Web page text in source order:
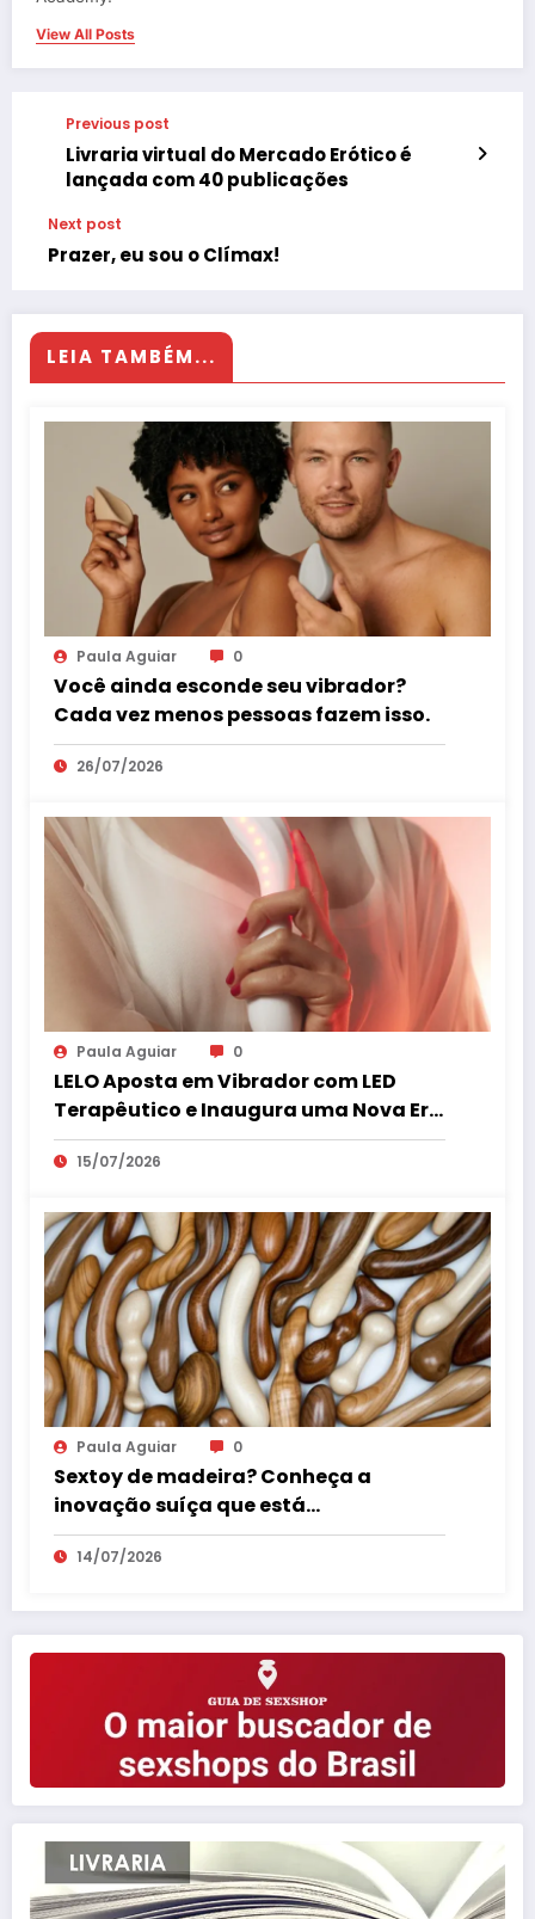
View All Posts
Previous post
Livraria virtual do Mercado Erótico é
lançada com 40 publicações
Next post
Prazer, eu sou o Clímax!
LEIA TAMBÉM...
Paula Aguiar 0
Você ainda esconde seu vibrador?
Cada vez menos pessoas fazem isso.
26/07/2026
Paula Aguiar 0
LELO Aposta em Vibrador com LED
Terapêutico e Inaugura uma Nova Era
do Bem-Estar Íntimo
15/07/2026
Paula Aguiar 0
Sextoy de madeira? Conheça a
inovação suíça que está
surpreendendo o mercado erótico
14/07/2026